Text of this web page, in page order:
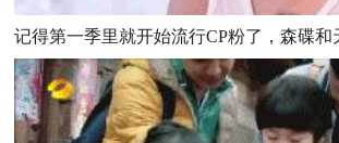
记得第一季里就开始流行CP粉了，森碟和